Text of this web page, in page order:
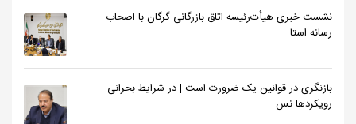
نشست خبری هیأت‌رئیسه اتاق بازرگانی گرگان با اصحاب
رسانه استا...
بازنگری در قوانین یک ضرورت است | در شرایط بحرانی
رویکردها نس...